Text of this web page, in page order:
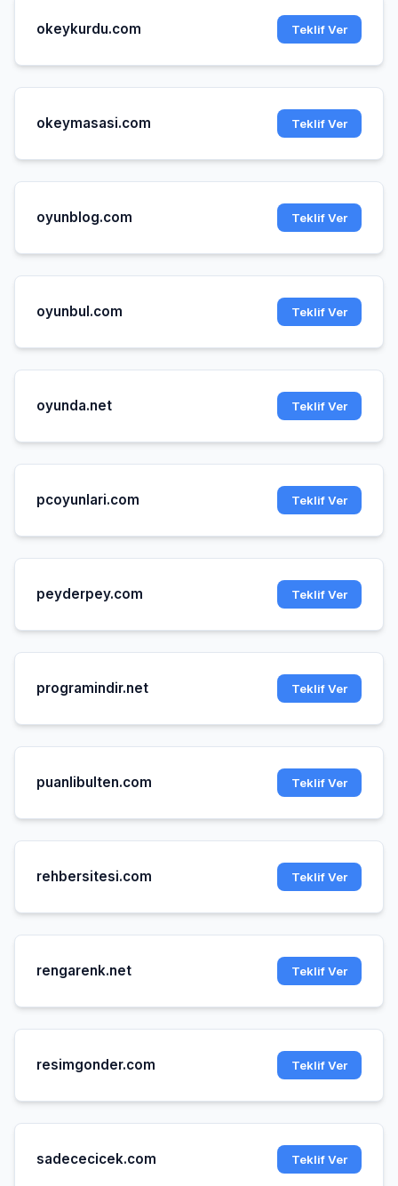
okeykurdu.com Teklif Ver
okeymasasi.com Teklif Ver
oyunblog.com Teklif Ver
oyunbul.com Teklif Ver
oyunda.net Teklif Ver
pcoyunlari.com Teklif Ver
peyderpey.com Teklif Ver
programindir.net Teklif Ver
puanlibulten.com Teklif Ver
rehbersitesi.com Teklif Ver
rengarenk.net Teklif Ver
resimgonder.com Teklif Ver
sadececicek.com Teklif Ver